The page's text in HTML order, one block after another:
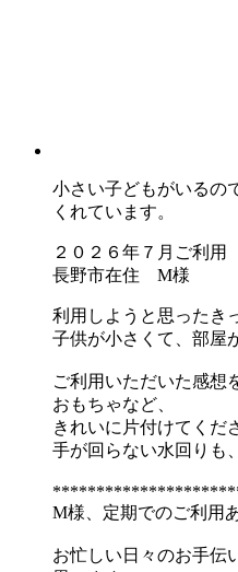
小さい子どもがいるの
くれています。
２０２６年７月ご利用
長野市在住 M様
利用しようと思ったき
子供が小さくて、部屋
ご利用いただいた感想
おもちゃなど、
きれいに片付けてくだ
手が回らない水回りも
M様、定期でのご利用
お忙しい日々のお手伝